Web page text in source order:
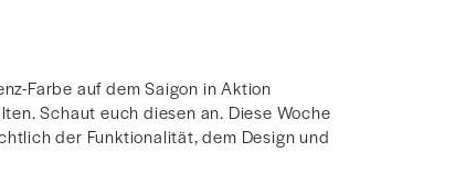
Farbe auf dem Saigon in Aktion
Schaut euch diesen an. Diese Woche
der Funktionalität, dem Design und